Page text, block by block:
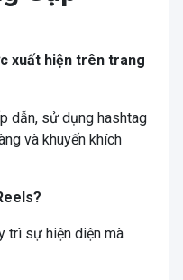
xuất hiện trên trang
dẫn, sử dụng hashtag
và khuyến khích
trì sự hiện diện mà